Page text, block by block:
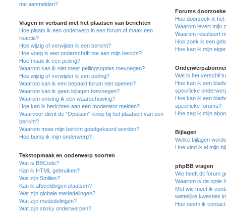
me aanmelden?
Vragen in verband met het plaatsen van berichten
Hoe plaats ik een onderwerp in een forum of maak een
reactie?
Hoe wijzig of verwijder ik een bericht?
Hoe voeg ik een onderschrift toe aan mijn bericht?
Hoe maak ik een peiling?
Waarom kan ik niet meer peilingsopties toevoegen?
Hoe wijzig of verwijder ik een peiling?
Waarom kan ik een bepaald forum niet openen?
Waarom kan ik geen bijlagen toevoegen?
Waarom ontving ik een waarschuwing?
Hoe kan ik berichten aan een moderator melden?
Waarvoor dient de "Opslaan"-knop bij het plaatsen van een
bericht?
Waarom moet mijn bericht goedgekeurd worden?
Hoe bump ik mijn onderwerp?
Tekstopmaak en onderwerp soorten
Wat is BBCode?
Kan ik HTML gebruiken?
Wat zijn Smilies?
Kan ik afbeeldingen plaatsen?
Wat zijn globale mededelingen?
Wat zijn mededelingen?
Wat zijn sticky onderwerpen?
Forums
Hoe doorzoek ik het
Waarom levert mijn
Waarom resulteert
Hoe zoek ik een
Hoe kan ik mijn
Wat is het verschil
Hoe kan ik een
specifieke
Hoe kan ik een
specifieke forums?
Hoe zeg ik mijn
Bijlagen
Welke bijlagen
Hoe vind ik al mijn
phpBB vragen
Wie heeft dit forum
Waarom is de optie
Met wie moet ik
wettelijke kwesties
Hoe neem ik